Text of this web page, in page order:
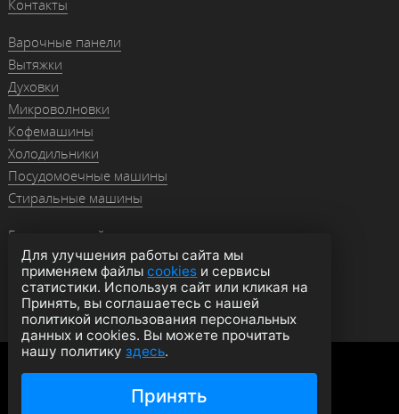
Контакты
Варочные панели
Вытяжки
Духовки
Микроволновки
Кофемашины
Холодильники
Посудомоечные машины
Стиральные машины
Гранитные мойки
Мойки из нержавейки
Смесители
Аксессуары
Политика конфиденциальности
Согласие на обработку данных
Для улучшения работы сайта мы
применяем файлыcookies и сервисы
статистики. Используя сайт или кликая на
Принять, вы соглашаетесь с нашей
политикой использования персональных
данных и cookies. Вы можете прочитать
нашу политикуздесь.
Принять